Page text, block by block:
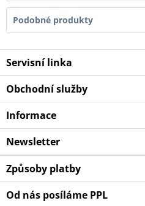
Podobné produkty
Servisní linka
Obchodní služby
Informace
Newsletter
Způsoby platby
Od nás posíláme PPL